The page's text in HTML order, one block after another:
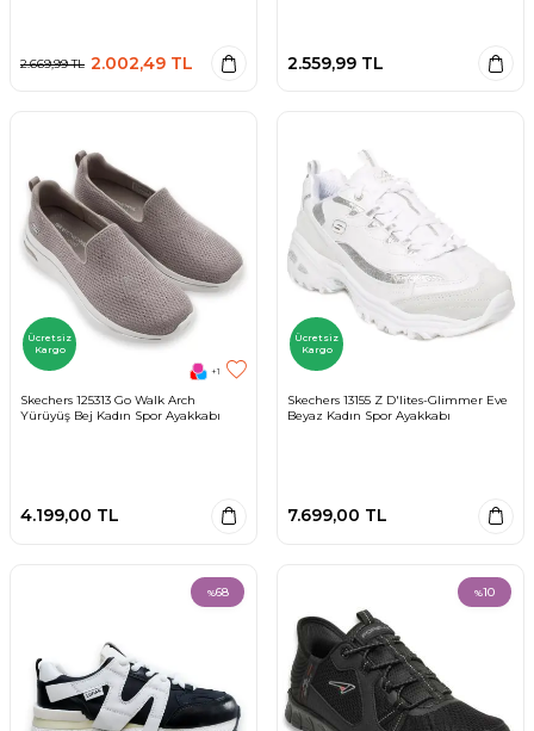
2.669,99TL 2.002,49 TL 2.559,99 TL
Ücretsiz
Kargo
+1
Skechers 125313 Go Walk Arch
Yürüyüş Bej Kadın Spor Ayakkabı
4.199,00 TL
Ücretsiz
Kargo
Skechers 13155 Z D'lites-Glimmer Eve
Beyaz Kadın Spor Ayakkabı
7.699,00 TL
%68 %10